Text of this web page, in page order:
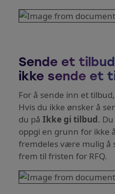
Sende et
ikke sende et
For å sende inn et
Hvis du ikke ønsker å
du påIkke gi tilbud.
oppgi en grunn for ikke
fremdeles være mulig å
frem til fristen for RFQ.